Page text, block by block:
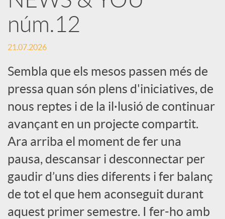
a
r
x
e
s
S
o
núm.12
21.07.2026
Sembla que els mesos passen més de
pressa quan són plens d'iniciatives, de
nous reptes i de la il·lusió de continuar
avançant en un projecte compartit.
Ara arriba el moment de fer una
pausa, descansar i desconnectar per
gaudir d’uns dies diferents i fer balanç
de tot el que hem aconseguit durant
aquest primer semestre. I fer-ho amb